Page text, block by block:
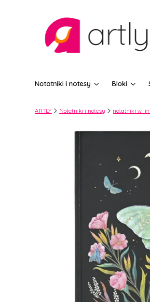
Notatniki i notesy Bloki
ARTLY Notatniki i notesy notatniki w